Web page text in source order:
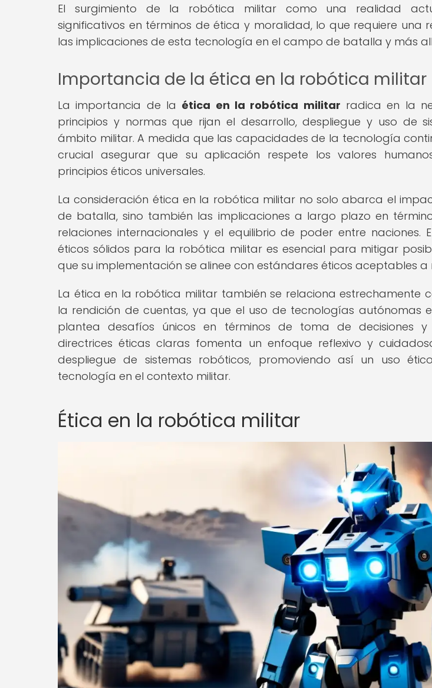
El surgimiento de la robótica militar como una realidad
significativos en términos de ética y moralidad, lo que requiere una
las implicaciones de esta tecnología en el campo de batalla y más
Importancia de la ética en la robótica militar
La importancia de la ética en la robótica militar radica en la
principios y normas que rijan el desarrollo, despliegue y uso de
ámbito militar. A medida que las capacidades de la tecnología
crucial asegurar que su aplicación respete los valores
principios éticos universales.
La consideración ética en la robótica militar no solo abarca el
de batalla, sino también las implicaciones a largo plazo en
relaciones internacionales y el equilibrio de poder entre naciones.
éticos sólidos para la robótica militar es esencial para mitigar
que su implementación se alinee con estándares éticos aceptables a
La ética en la robótica militar también se relaciona estrechamente
la rendición de cuentas, ya que el uso de tecnologías autónomas
plantea desafíos únicos en términos de toma de decisiones y
directrices éticas claras fomenta un enfoque reflexivo y
despliegue de sistemas robóticos, promoviendo así un uso
tecnología en el contexto militar.
Ética en la robótica militar